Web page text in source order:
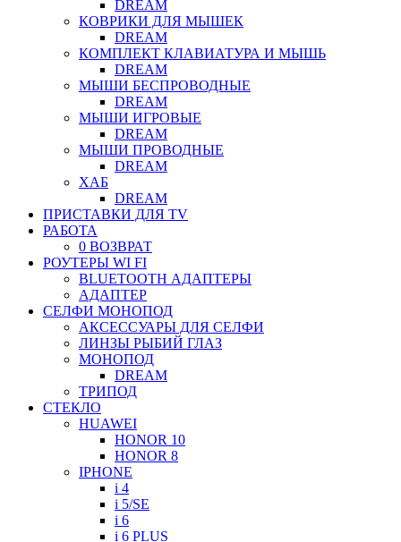
DREAM
КОВРИКИ ДЛЯ МЫШЕК
DREAM
КОМПЛЕКТ КЛАВИАТУРА И МЫШЬ
DREAM
МЫШИ БЕСПРОВОДНЫЕ
DREAM
МЫШИ ИГРОВЫЕ
DREAM
МЫШИ ПРОВОДНЫЕ
DREAM
ХАБ
DREAM
ПРИСТАВКИ ДЛЯ TV
РАБОТА
0 ВОЗВРАТ
РОУТЕРЫ WI FI
BLUETOOTH АДАПТЕРЫ
АДАПТЕР
СЕЛФИ МОНОПОД
АКСЕССУАРЫ ДЛЯ СЕЛФИ
ЛИНЗЫ РЫБИЙ ГЛАЗ
МОНОПОД
DREAM
ТРИПОД
СТЕКЛО
HUAWEI
HONOR 10
HONOR 8
IPHONE
i 4
i 5/SE
i 6
i 6 PLUS